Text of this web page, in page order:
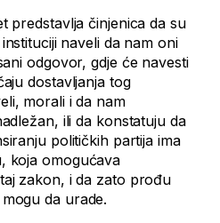
predstavlja činjenica da su
naveli da nam oni
odgovor, gdje će navesti
dostavljanja tog
morali i da nam
ili da konstatuju da
političkih partija ima
koja omogućava
zakon, i da zato prođu
da urade.